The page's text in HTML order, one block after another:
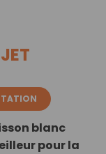
blanc
pour la